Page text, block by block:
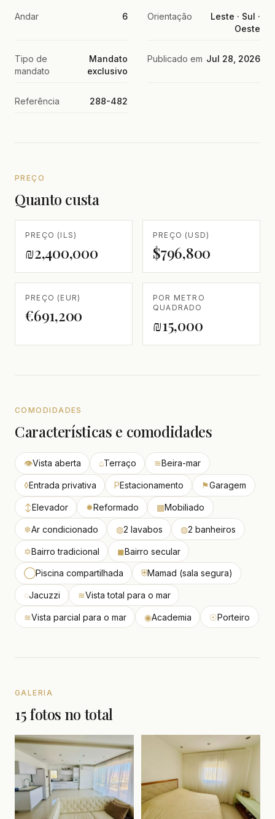
Andar 6 Orientação
Leste · Sul ·
Oeste
Tipo de
mandato
Mandato
exclusivo
Publicado em Jul 28, 2026
Referência 288-482
PREÇO
Quanto custa
PREÇO (ILS)
₪2,400,000
PREÇO (USD)
$796,800
PREÇO (EUR)
€691,200
POR METRO
QUADRADO
₪15,000
COMODIDADES
Características e comodidades
👁Vista aberta ⌂Terraço ≋Beira-mar
◊Entrada privativa PEstacionamento ⚑Garagem
↕Elevador ✹Reformado ▦Mobiliado
❄Ar condicionado ◍2 lavabos ◍2 banheiros
✡Bairro tradicional ◼Bairro secular
◯Piscina compartilhada ⛨Mamad (sala segura)
◌Jacuzzi ≋Vista total para o mar
≋Vista parcial para o mar ◉Academia ☉Porteiro
GALERIA
15 fotos no total